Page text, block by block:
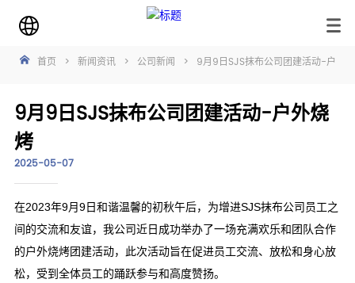
首页 > 新闻资讯 > 公司新闻 > 9月9日SJS抹布公司团建活动-户外
9月9日SJS抹布公司团建活动-户外烧
烤
2025-05-07